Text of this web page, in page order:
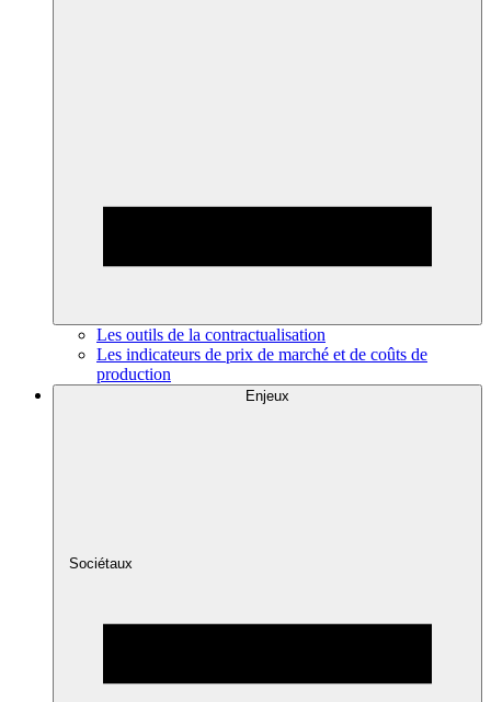
Les outils de la contractualisation
Les indicateurs de prix de marché et de coûts de
production
Enjeux
Sociétaux